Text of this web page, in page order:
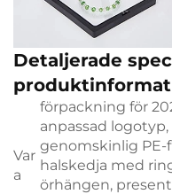
Detaljerade
Var
a
förpackning för
anpassad logotyp,
genomskinlig PE-
halskedja med
örhängen,